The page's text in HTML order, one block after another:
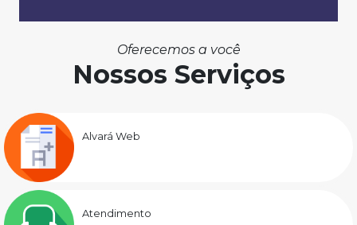
Oferecemos a você
Nossos Serviços
Alvará Web
Atendimento